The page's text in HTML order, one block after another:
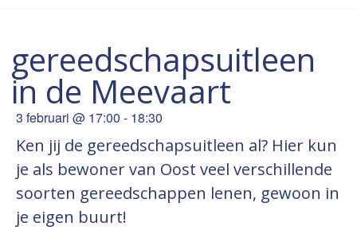
gereedschapsuitleen
in de Meevaart
3 februari @ 17:00 - 18:30
Ken jij de gereedschapsuitleen al? Hier kun
je als bewoner van Oost veel verschillende
soorten gereedschappen lenen, gewoon in
je eigen buurt!